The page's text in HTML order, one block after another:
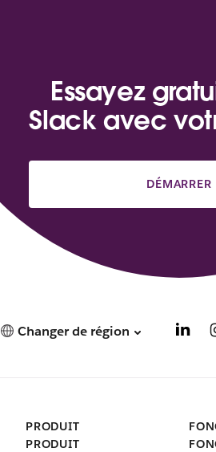
Essayez
Slack avec
DÉMARRER
Changer de région
PRODUIT
PRODUIT